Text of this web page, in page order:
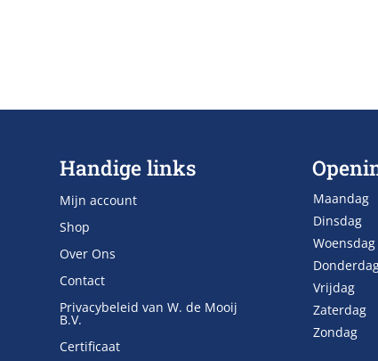
Handige links
Mijn account
Shop
Over Ons
Contact
Privacybeleid van W. de Mooij
B.V.
Certificaat
Maandag
Dinsdag
Woensdag
Vrijdag
Zaterdag
Zondag